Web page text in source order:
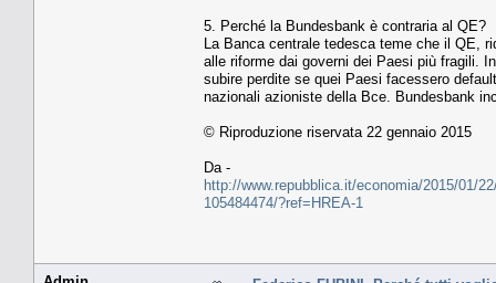
5. Perché la Bundesbank è contraria al QE?
La Banca centrale tedesca teme che il QE,
alle riforme dai governi dei Paesi più fragili.
subire perdite se quei Paesi facessero
nazionali azioniste della Bce. Bundesbank
© Riproduzione riservata 22 gennaio 2015
Da -
http://www.repubblica.it/economia/2015/01/
105484474/?ref=HREA-1